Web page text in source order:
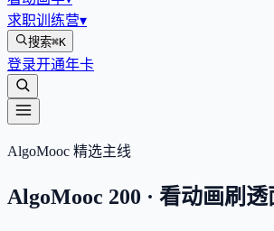
求职训练营▾
搜索⌘K
登录开通年卡
AlgoMooc 精选主线
AlgoMooc 200 · 看动画刷